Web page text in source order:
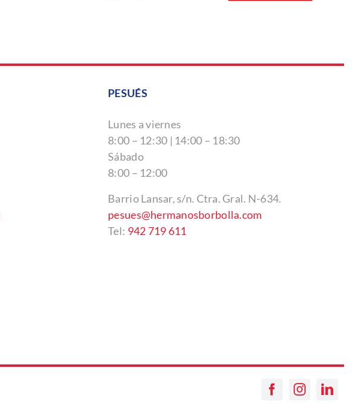
PESUÉS
Lunes a viernes
8:00 – 12:30 | 14:00 – 18:30
Sábado
8:00 – 12:00
Barrio Lansar, s/n. Ctra. Gral. N-634.
pesues@hermanosborbolla.com
Tel: 942 719 611